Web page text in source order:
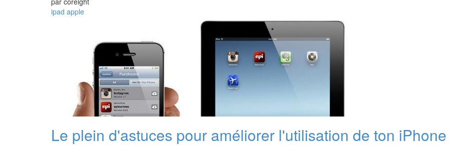
ipad apple
Le plein d'astuces pour améliorer l'utilisation de ton